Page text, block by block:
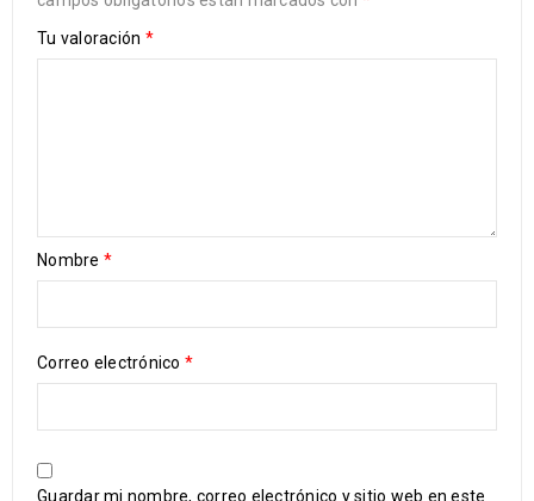
Tu valoración *
Nombre *
Correo electrónico *
Guardar mi nombre, correo electrónico y sitio web en este